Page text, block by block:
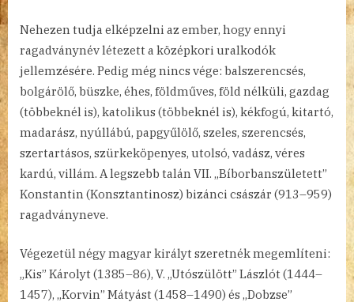
Nehezen tudja elképzelni az ember, hogy ennyi
ragadványnév létezett a középkori uralkodók
jellemzésére. Pedig még nincs vége: balszerencsés,
bolgárölő, büszke, éhes, földműves, föld nélküli, gazdag
(többeknél is), katolikus (többeknél is), kékfogú, kitartó,
madarász, nyúllábú, papgyűlölő, szeles, szerencsés,
szertartásos, szürkeköpenyes, utolsó, vadász, véres
kardú, villám. A legszebb talán VII. „Bíborbanszületett”
Konstantin (Konsztantinosz) bizánci császár (913–959)
ragadványneve.
Végezetül négy magyar királyt szeretnék megemlíteni:
„Kis” Károlyt (1385–86), V. „Utószülött” Lászlót (1444–
1457), „Korvin” Mátyást (1458–1490) és „Dobzse”